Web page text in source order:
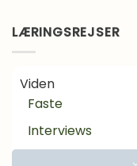
LÆRINGSREJSER
Viden
Faste
Interviews